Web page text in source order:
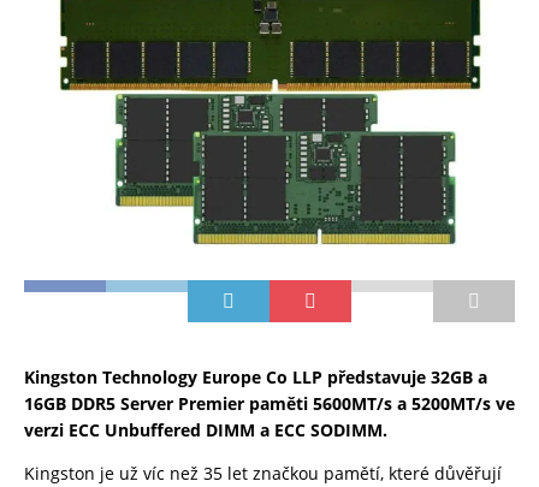
Kingston Technology Europe Co LLP představuje 32GB a
16GB DDR5 Server Premier paměti 5600MT/s a 5200MT/s ve
verzi ECC Unbuffered DIMM a ECC SODIMM.
Kingston je už víc než 35 let značkou pamětí, které důvěřují